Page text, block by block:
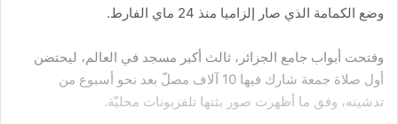
وضع الكمامة الذي صار إلزاميا منذ 24 ماي الفارط.
وفتحت أبواب جامع الجزائر، ثالث أكبر مسجد في العالم، ليحتضن
أول صلاة جمعة شارك فيها 10 آلاف مصلّ بعد نحو أسبوع من
تدشينه، وفق ما أظهرت صور بثتها تلفزيونات محليّة.